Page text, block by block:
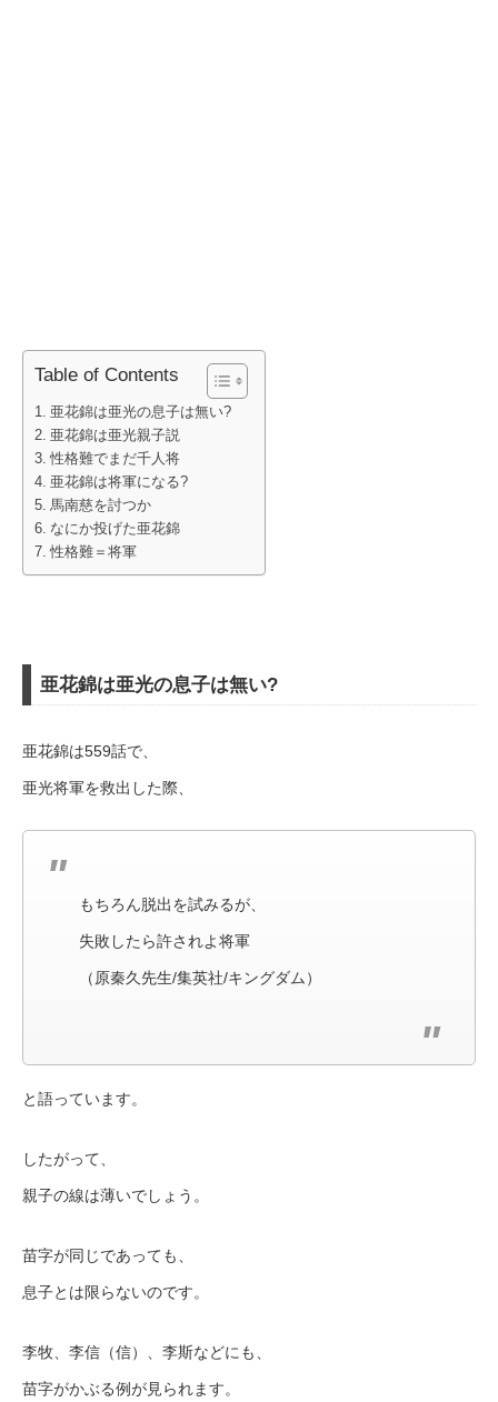
Table of Contents
亜花錦は亜光の息子は無い?
亜花錦は亜光親子説
性格難でまだ千人将
亜花錦は将軍になる?
馬南慈を討つか
なにか投げた亜花錦
性格難＝将軍
亜花錦は亜光の息子は無い?
亜花錦は559話で、
亜光将軍を救出した際、
もちろん脱出を試みるが、
失敗したら許されよ将軍
（原秦久先生/集英社/キングダム）
と語っています。
したがって、
親子の線は薄いでしょう。
苗字が同じであっても、
息子とは限らないのです。
李牧、李信（信）、李斯などにも、
苗字がかぶる例が見られます。